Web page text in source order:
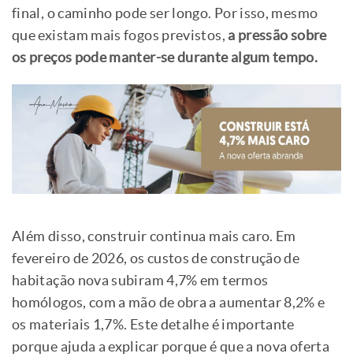
final, o caminho pode ser longo. Por isso, mesmo
que existam mais fogos previstos, a pressão sobre
os preços pode manter-se durante algum tempo.
Além disso, construir continua mais caro. Em
fevereiro de 2026, os custos de construção de
habitação nova subiram 4,7% em termos
homólogos, com a mão de obra a aumentar 8,2% e
os materiais 1,7%. Este detalhe é importante
porque ajuda a explicar porque é que a nova oferta